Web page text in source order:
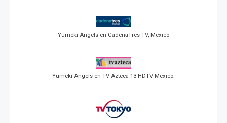
Yumeki Angels en CadenaTres TV, Mexico
Yumeki Angels en TV Azteca 13 HDTV Mexico.